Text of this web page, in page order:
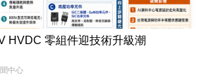
HVDC 零組件迎技術升級潮
中心